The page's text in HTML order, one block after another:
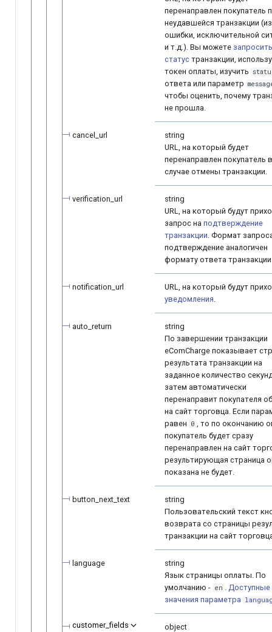
перенаправлен покупатель
неудавшейся транзакции
ошибки, исключительной
и т.д.). Вы можете запросить
статус транзакции,
токен оплаты, изучить
ответа или параметр
чтобы оценить, почему
не прошла.
cancel_url
string
URL, на который будет
перенаправлен покупатель в
случае отмены транзакции.
verification_url
string
URL, на который будут
запрос на подтверждение
транзакции . Формат
подтверждение аналогичен
формату ответа
notification_url
URL, на который будут
уведомления
auto_return
string
По завершении транзакции
eComCharge показывает
результата транзакции на
заданное количество
затем автоматически
перенаправит покупателя
на сайт торговца. Если
равен 0
, то по окончанию
покупатель будет сразу
перенаправлен на сайт
результирующая страница
показана не будет.
button_next_text
string
Пользовательский текст
возврата со страницы
транзакции на сайт
language
string
Язык страницы оплаты. По
умолчанию - en
Доступные
значения параметра
customer_fields
object